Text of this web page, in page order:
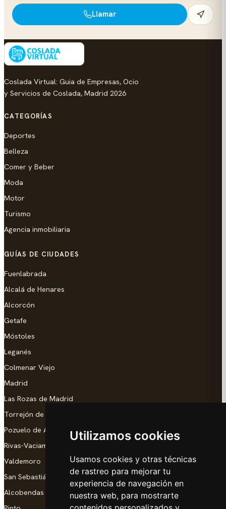
Utilizamos cookies
Usamos cookies y otras técnicas
de rastreo para mejorar tu
experiencia de navegación en
nuestra web, para mostrarte
Llamar
Coslada Virtual: Guia de Empresas, Ocio
y Servicios de Coslada, Madrid 2026
CATEGORÍAS
Deportes
Belleza
Comer y Beber
Moda
Motor
Turismo
Agencia inmobiliaria
GUÍAS DE CIUDADES
Fuenlabrada
Alcalá de Henares
Alcorcón
Getafe
Móstoles
Leganés
Colmenar Viejo
Madrid
Las Rozas de Madrid
Torrejón de Ardoz
Pozuelo de Alarcón
Rivas-Vaciamadrid
Valdemoro
San Sebastián de los Reyes
Alcobendas